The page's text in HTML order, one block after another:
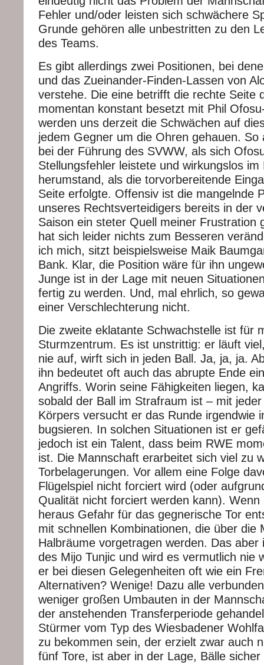
Fehler und/oder leisten sich schwächere
Grunde gehören alle unbestritten zu den
des Teams.
Es gibt allerdings zwei Positionen, bei
und das Zueinander-Finden-Lassen von
verstehe. Die eine betrifft die rechte Seite
momentan konstant besetzt mit Phil
werden uns derzeit die Schwächen auf
jedem Gegner um die Ohren gehauen. So
bei der Führung des SVWW, als sich
Stellungsfehler leistete und wirkungslos im
herumstand, als die torvorbereitende
Seite erfolgte. Offensiv ist die mangelnde
unseres Rechtsverteidigers bereits in der
Saison ein steter Quell meiner Frustration
hat sich leider nichts zum Besseren
ich mich, sitzt beispielsweise Maik
Bank. Klar, die Position wäre für ihn
Junge ist in der Lage mit neuen
fertig zu werden. Und, mal ehrlich, so
einer Verschlechterung nicht.
Die zweite eklatante Schwachstelle ist für
Sturmzentrum. Es ist unstrittig: er läuft
nie auf, wirft sich in jeden Ball. Ja, ja, ja.
ihn bedeutet oft auch das abrupte Ende
Angriffs. Worin seine Fähigkeiten liegen,
sobald der Ball im Strafraum ist – mit
Körpers versucht er das Runde irgendwie
bugsieren. In solchen Situationen ist er
jedoch ist ein Talent, dass beim RWE
ist. Die Mannschaft erarbeitet sich viel zu
Torbelagerungen. Vor allem eine Folge
Flügelspiel nicht forciert wird (oder
Qualität nicht forciert werden kann). Wenn
heraus Gefahr für das gegnerische Tor
mit schnellen Kombinationen, die über die
Halbräume vorgetragen werden. Das aber
des Mijo Tunjic und wird es vermutlich nie
er bei diesen Gelegenheiten oft wie ein
Alternativen? Wenige! Dazu alle
weniger großen Umbauten in der
der anstehenden Transferperiode
Stürmer vom Typ des Wiesbadener
zu bekommen sein, der erzielt zwar auch
fünf Tore, ist aber in der Lage, Bälle